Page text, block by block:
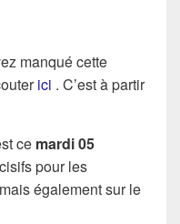
manqué cette
ici . C’est à partir
ce mardi 05
pour les
également sur le